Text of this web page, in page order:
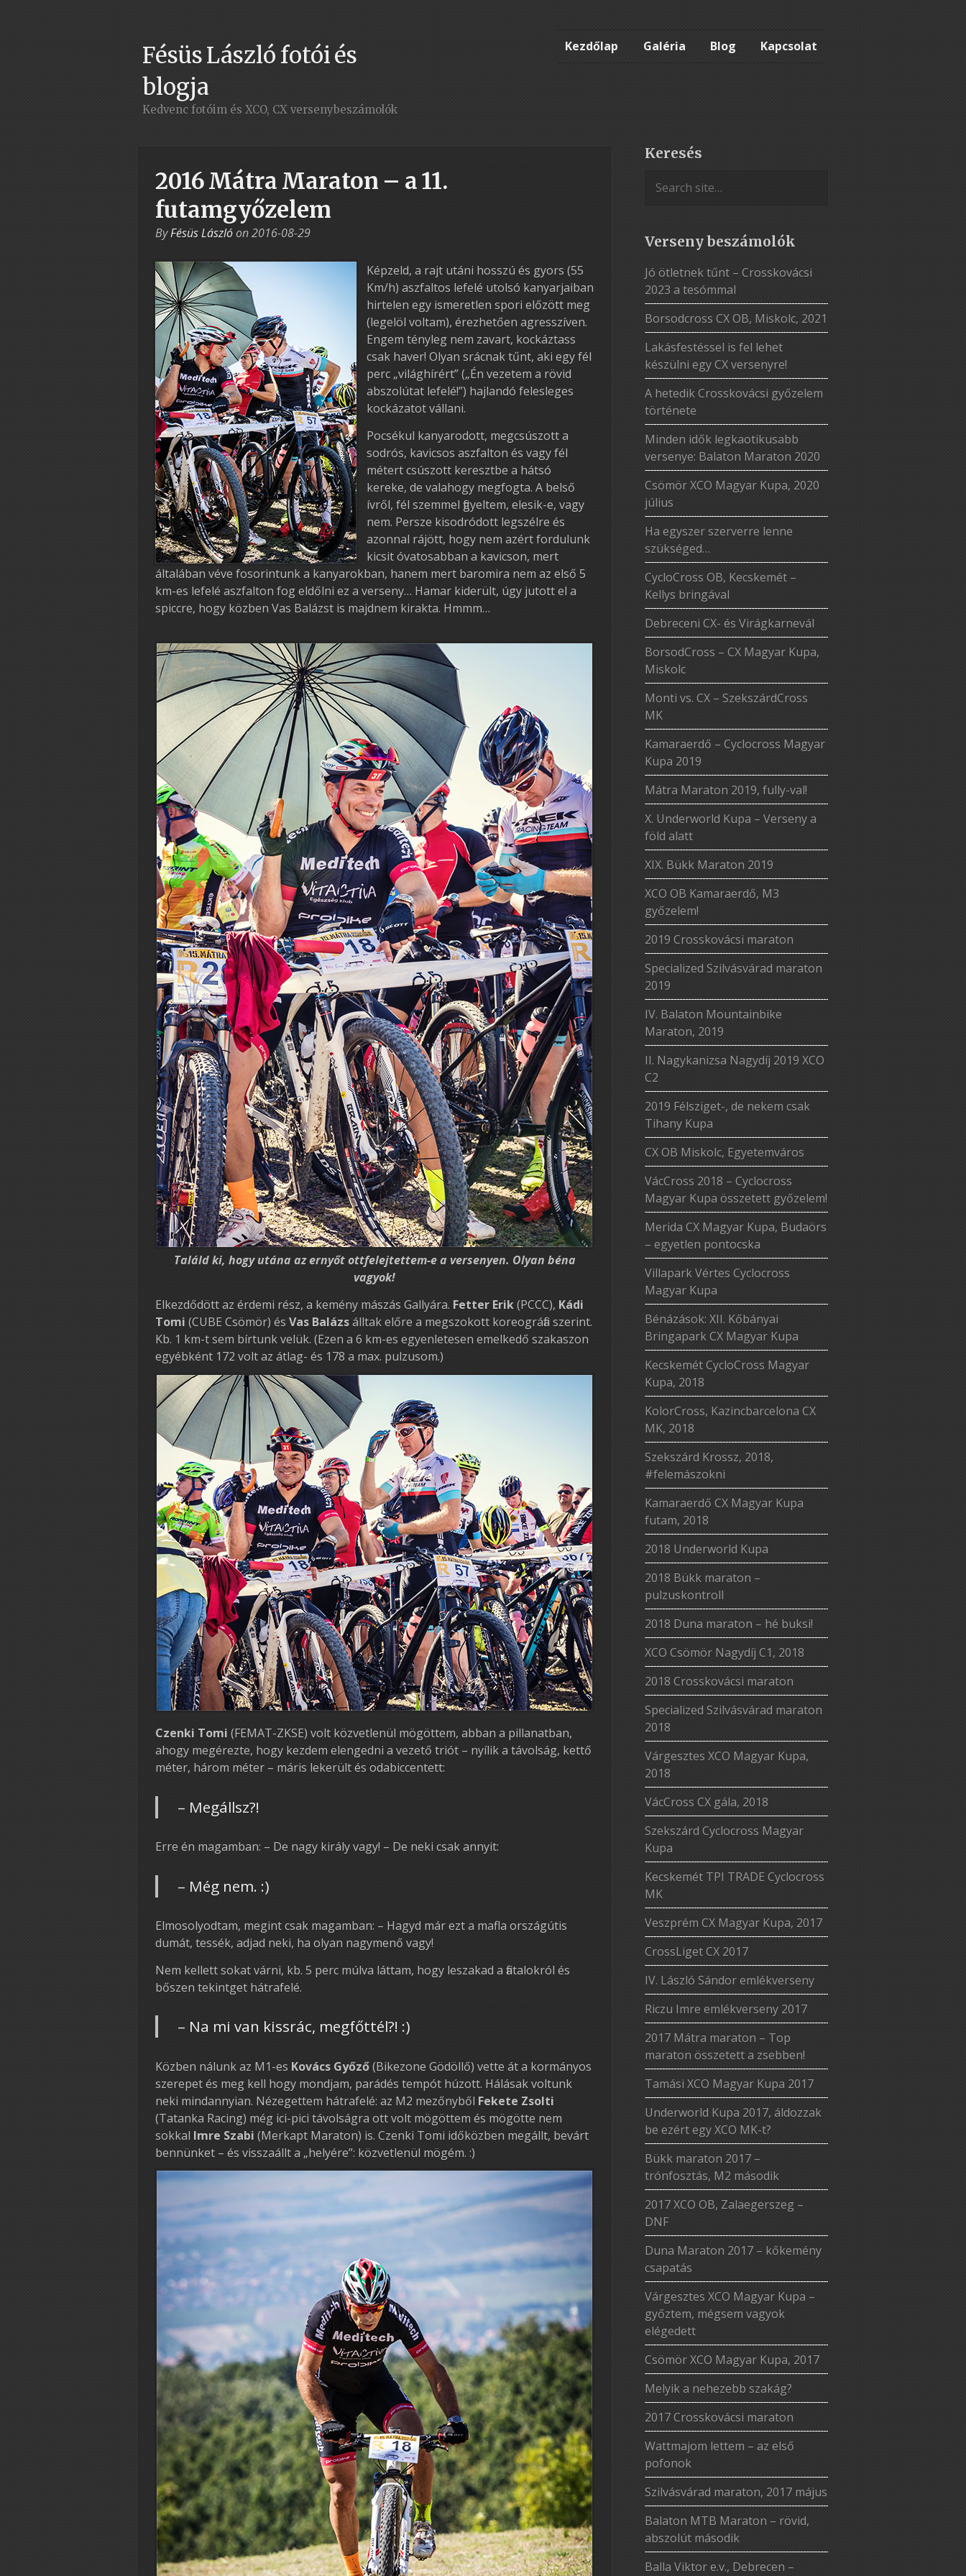
Fésüs László fotói és
blogja
Kedvenc fotóim és XCO, CX versenybeszámolók
Kezdőlap Galéria Blog Kapcsolat
2016 Mátra Maraton – a 11.
futamgyőzelem
ByFésüs Lászlóon2016-08-29
Képzeld, a rajt utáni hosszú és gyors (55
Km/h) aszfaltos lefelé utolsó kanyarjaiban
hirtelen egy ismeretlen spori előzött meg
(legelöl voltam), érezhetően agresszíven.
Engem tényleg nem zavart, kockáztass
csak haver! Olyan srácnak tűnt, aki egy fél
perc „világhírért” („Én vezetem a rövid
abszolútat lefelé!”) hajlandó felesleges
kockázatot vállani.
Pocsékul kanyarodott, megcsúszott a
sodrós, kavicsos aszfalton és vagy fél
métert csúszott keresztbe a hátsó
kereke, de valahogy megfogta. A belső
ívről, fél szemmel figyeltem, elesik-e, vagy
nem. Persze kisodródott legszélre és
azonnal rájött, hogy nem azért fordulunk
kicsit óvatosabban a kavicson, mert
általában véve fosorintunk a kanyarokban, hanem mert baromira nem az első 5
km-es lefelé aszfalton fog eldőlni ez a verseny… Hamar kiderült, úgy jutott el a
spiccre, hogy közben Vas Balázst is majdnem kirakta. Hmmm…
Találd ki, hogy utána az ernyőt ottfelejtettem-e a versenyen. Olyan béna
vagyok!
Elkezdődött az érdemi rész, a kemény mászás Gallyára. Fetter Erik(PCCC), Kádi
Tomi(CUBE Csömör) ésVas Balázsálltak előre a megszokott koreográfia szerint.
Kb. 1 km-t sem bírtunk velük. (Ezen a 6 km-es egyenletesen emelkedő szakaszon
egyébként 172 volt az átlag- és 178 a max. pulzusom.)
Czenki Tomi (FEMAT-ZKSE) volt közvetlenül mögöttem, abban a pillanatban,
ahogy megérezte, hogy kezdem elengedni a vezető triót – nyílik a távolság, kettő
méter, három méter – máris lekerült és odabiccentett:
– Megállsz?!
Erre én magamban: – De nagy király vagy! – De neki csak annyit:
– Még nem. :)
Elmosolyodtam, megint csak magamban: – Hagyd már ezt a mafla országútis
dumát, tessék, adjad neki, ha olyan nagymenő vagy!
Nem kellett sokat várni, kb. 5 perc múlva láttam, hogy leszakad a fiatalokról és
bőszen tekintget hátrafelé.
– Na mi van kissrác, megfőttél?! :)
Közben nálunk az M1-es Kovács Győző(Bikezone Gödöllő) vette át a kormányos
szerepet és meg kell hogy mondjam, parádés tempót húzott. Hálásak voltunk
neki mindannyian. Nézegettem hátrafelé: az M2 mezőnyből Fekete Zsolti
(Tatanka Racing) még ici-pici távolságra ott volt mögöttem és mögötte nem
sokkal Imre Szabi (Merkapt Maraton) is. Czenki Tomi időközben megállt, bevárt
bennünket – és visszaállt a „helyére”: közvetlenül mögém. :)
Keresés
Verseny beszámolók
Jó ötletnek tűnt – Crosskovácsi
2023 a tesómmal
Borsodcross CX OB, Miskolc, 2021
Lakásfestéssel is fel lehet
készülni egy CX versenyre!
A hetedik Crosskovácsi győzelem
története
Minden idők legkaotikusabb
versenye: Balaton Maraton 2020
Csömör XCO Magyar Kupa, 2020
július
Ha egyszer szerverre lenne
szükséged…
CycloCross OB, Kecskemét –
Kellys bringával
Debreceni CX- és Virágkarnevál
BorsodCross – CX Magyar Kupa,
Miskolc
Monti vs. CX – SzekszárdCross
MK
Kamaraerdő – Cyclocross Magyar
Kupa 2019
Mátra Maraton 2019, fully-val!
X. Underworld Kupa – Verseny a
föld alatt
XIX. Bükk Maraton 2019
XCO OB Kamaraerdő, M3
győzelem!
2019 Crosskovácsi maraton
Specialized Szilvásvárad maraton
2019
IV. Balaton Mountainbike
Maraton, 2019
II. Nagykanizsa Nagydíj 2019 XCO
C2
2019 Félsziget-, de nekem csak
Tihany Kupa
CX OB Miskolc, Egyetemváros
VácCross 2018 – Cyclocross
Magyar Kupa összetett győzelem!
Merida CX Magyar Kupa, Budaörs
– egyetlen pontocska
Villapark Vértes Cyclocross
Magyar Kupa
Bénázások: XII. Kőbányai
Bringapark CX Magyar Kupa
Kecskemét CycloCross Magyar
Kupa, 2018
KolorCross, Kazincbarcelona CX
MK, 2018
Szekszárd Krossz, 2018,
#felemászokni
Kamaraerdő CX Magyar Kupa
futam, 2018
2018 Underworld Kupa
2018 Bükk maraton –
pulzuskontroll
2018 Duna maraton – hé buksi!
XCO Csömör Nagydíj C1, 2018
2018 Crosskovácsi maraton
Specialized Szilvásvárad maraton
2018
Várgesztes XCO Magyar Kupa,
2018
VácCross CX gála, 2018
Szekszárd Cyclocross Magyar
Kupa
Kecskemét TPI TRADE Cyclocross
MK
Veszprém CX Magyar Kupa, 2017
CrossLiget CX 2017
IV. László Sándor emlékverseny
Riczu Imre emlékverseny 2017
2017 Mátra maraton – Top
maraton összetett a zsebben!
Tamási XCO Magyar Kupa 2017
Underworld Kupa 2017, áldozzak
be ezért egy XCO MK-t?
Bükk maraton 2017 –
trónfosztás, M2 második
2017 XCO OB, Zalaegerszeg –
DNF
Duna Maraton 2017 – kőkemény
csapatás
Várgesztes XCO Magyar Kupa –
győztem, mégsem vagyok
elégedett
Csömör XCO Magyar Kupa, 2017
Melyik a nehezebb szakág?
2017 Crosskovácsi maraton
Wattmajom lettem – az első
pofonok
Szilvásvárad maraton, 2017 május
Balaton MTB Maraton – rövid,
abszolút második
Balla Viktor e.v., Debrecen –